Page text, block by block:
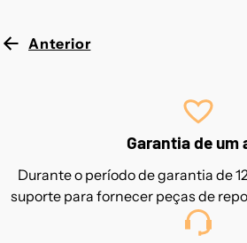
Anterior
Garantia de um
Durante o período de garantia de
suporte para fornecer peças de